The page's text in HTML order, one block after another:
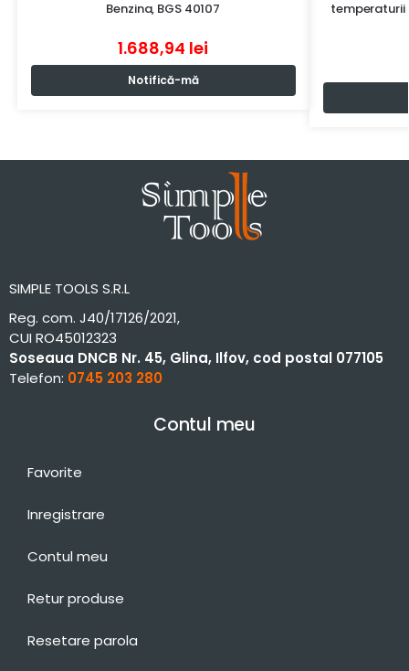
Benzina, BGS 40107
1.688,94 lei
Notifică-mă
temperaturii
SIMPLE TOOLS S.R.L
Reg. com. J40/17126/2021,
CUI RO45012323
Soseaua DNCB Nr. 45, Glina, Ilfov, cod postal 077105
Telefon: 0745 203 280
Contul meu
Favorite
Inregistrare
Contul meu
Retur produse
Resetare parola